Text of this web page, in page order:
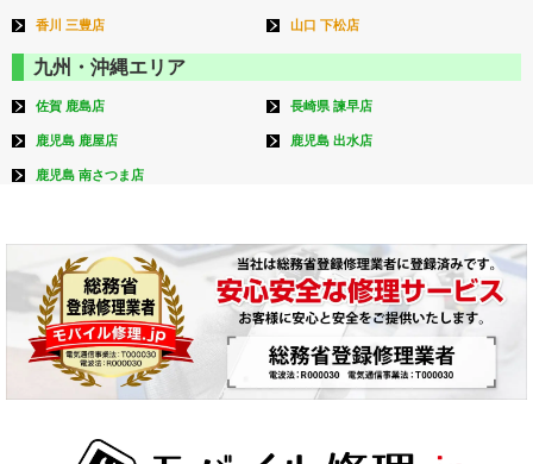
香川 三豊店 山口 下松店
九州・沖縄エリア
佐賀 鹿島店 長崎県 諫早店
鹿児島 鹿屋店 鹿児島 出水店
鹿児島 南さつま店